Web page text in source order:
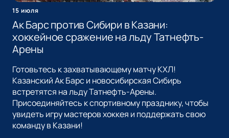
15 июля
Ак Барс против Сибири в Казани:
хоккейное сражение на льду Татнефть-
Арены
Готовьтесь к захватывающему матчу КХЛ!
Казанский Ак Барс и новосибирская Сибирь
встретятся на льду Татнефть-Арены.
Присоединяйтесь к спортивному празднику, чтобы
увидеть игру мастеров хоккея и поддержать свою
команду в Казани!